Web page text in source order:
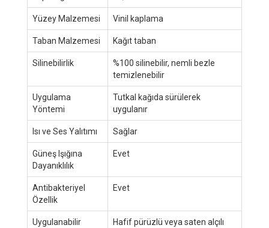
Yüzey Malzemesi Vinil kaplama
Taban Malzemesi Kağıt taban
Silinebilirlik
%100 silinebilir, nemli bezle
temizlenebilir
Uygulama
Yöntemi
Tutkal kağıda sürülerek
uygulanır
Isı ve Ses Yalıtımı Sağlar
Güneş Işığına
Dayanıklılık
Evet
Antibakteriyel
Özellik
Evet
Uygulanabilir
Hafif pürüzlü veya saten alçılı